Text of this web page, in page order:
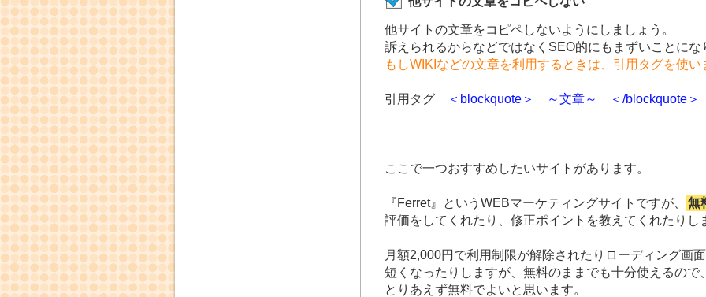
他サイトの文章をコピペしないようにしましょう。
訴えられるからなどではなくSEO的にもまずいことにな
もしWIKIなどの文章を利用するときは、引用タグを使い
引用タグ ＜blockquote＞ ～文章～ ＜/blockquote＞
ここで一つおすすめしたいサイトがあります。
『Ferret』というWEBマーケティングサイトですが、
無
評価をしてくれたり、修正ポイントを教えてくれたりし
月額2,000円で利用制限が解除されたりローディング画
短くなったりしますが、無料のままでも十分使えるので
とりあえず無料でよいと思います。